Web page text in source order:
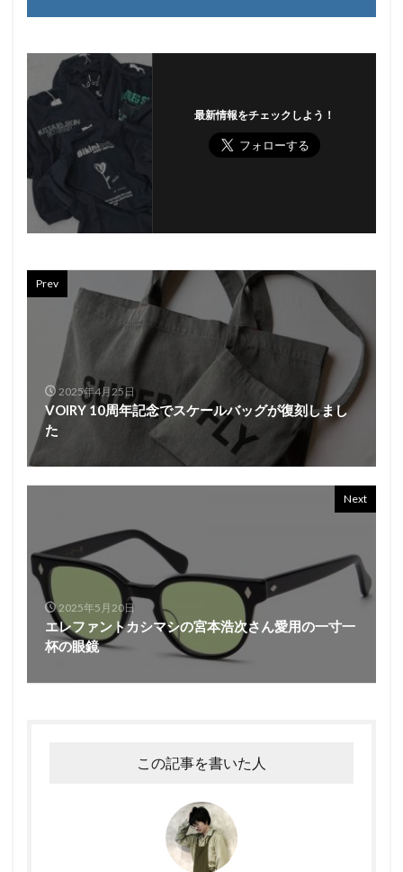
最新情報をチェックしよう！
Prev
2025年4月25日
VOIRY 10周年記念でスケールバッグが復刻しまし
た
Next
2025年5月20日
エレファントカシマシの宮本浩次さん愛用の一寸一
杯の眼鏡
この記事を書いた人